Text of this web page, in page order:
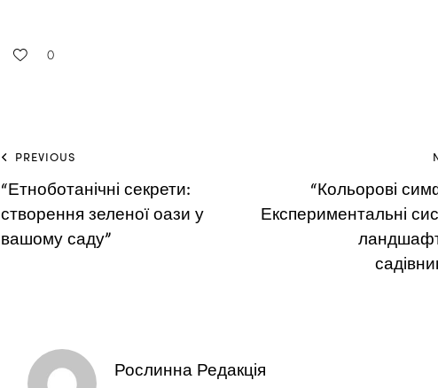
0
PREVIOUS
“Етноботанічні секрети:
створення зеленої оази у
вашому саду”
“Кольорові
Експериментальні
Рослинна Редакція